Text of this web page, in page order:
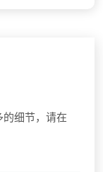
细节，请在